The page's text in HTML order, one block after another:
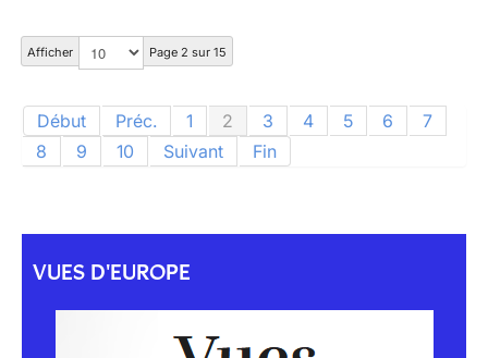
Afficher Page 2 sur 15
Début Préc. 1 2 3 4 5 6
7
8
9 10 Suivant Fin
VUES D'EUROPE